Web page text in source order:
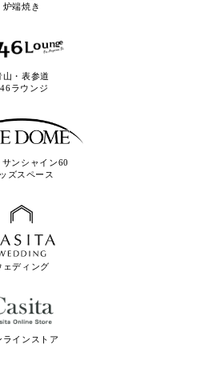
炉端焼き
山・表参道
ラウンジ
サンシャイン60
ズスペース
ェディング
ラインストア